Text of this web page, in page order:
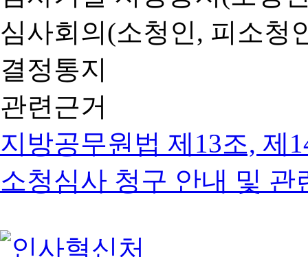
심사회의(소청인, 피소청
결정통지
관련근거
지방공무원법 제13조, 제
소청심사 청구 안내 및 관